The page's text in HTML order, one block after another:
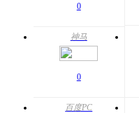
0
神马
0
百度PC